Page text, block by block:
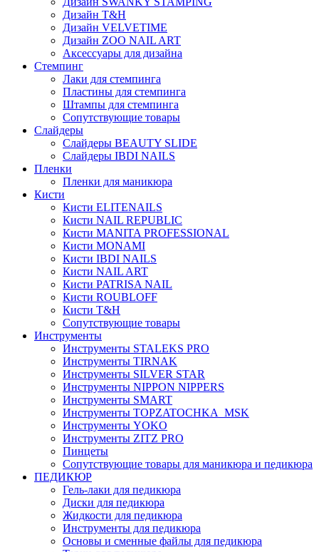
Дизайн T&H
Дизайн VELVETIME
Дизайн ZOO NAIL ART
Аксессуары для дизайна
Стемпинг
Лаки для стемпинга
Пластины для стемпинга
Штампы для стемпинга
Сопутствующие товары
Слайдеры
Слайдеры BEAUTY SLIDE
Слайдеры IBDI NAILS
Пленки
Пленки для маникюра
Кисти
Кисти ELITENAILS
Кисти NAIL REPUBLIC
Кисти MANITA PROFESSIONAL
Кисти MONAMI
Кисти IBDI NAILS
Кисти NAIL ART
Кисти PATRISA NAIL
Кисти ROUBLOFF
Кисти T&H
Сопутствующие товары
Инструменты
Инструменты STALEKS PRO
Инструменты TIRNAK
Инструменты SILVER STAR
Инструменты NIPPON NIPPERS
Инструменты SMART
Инструменты TOPZATOCHKA_MSK
Инструменты YOKO
Инструменты ZITZ PRO
Пинцеты
Сопутствующие товары для маникюра и педикюра
ПЕДИКЮР
Гель-лаки для педикюра
Диски для педикюра
Жидкости для педикюра
Инструменты для педикюра
Основы и сменные файлы для педикюра